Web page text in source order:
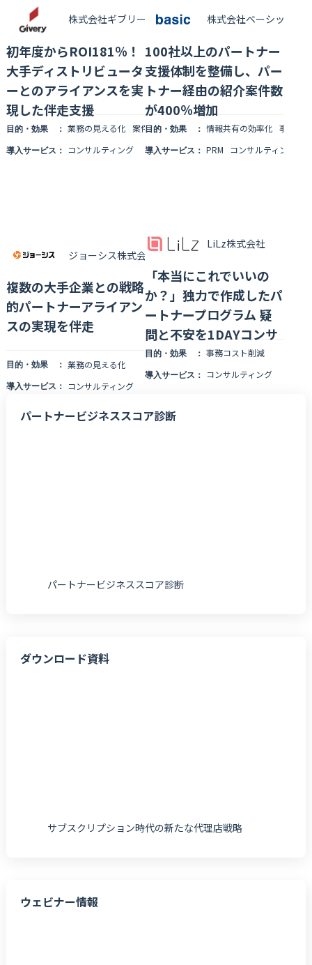
株式会社ギブリー
初年度からROI181％！
大手ディストリビュータ
ーとのアライアンスを実
現した伴走支援
目的・効果 ： 業務の見える化 案件管理 情報共有の効率化
導入サービス： コンサルティング
株式会社ベーシック
100社以上のパートナー
支援体制を整備し、パー
トナー経由の紹介案件数
が400％増加
目的・効果 ： 情報共有の効率化 事務コ
導入サービス： PRM コンサルティング
ジョーシス株式会社
複数の大手企業との戦略
的パートナーアライアン
スの実現を伴走
目的・効果 ： 業務の見える化
導入サービス： コンサルティング
LiLz株式会社
「本当にこれでいいの
か？」独力で作成したパ
ートナープログラム 疑
問と不安を1DAYコンサ
ルで解消
目的・効果 ： 事務コスト削減
導入サービス： コンサルティング
パートナービジネススコア診断
パートナービジネススコア診断
ダウンロード資料
サブスクリプション時代の新たな代理店戦略
ウェビナー情報